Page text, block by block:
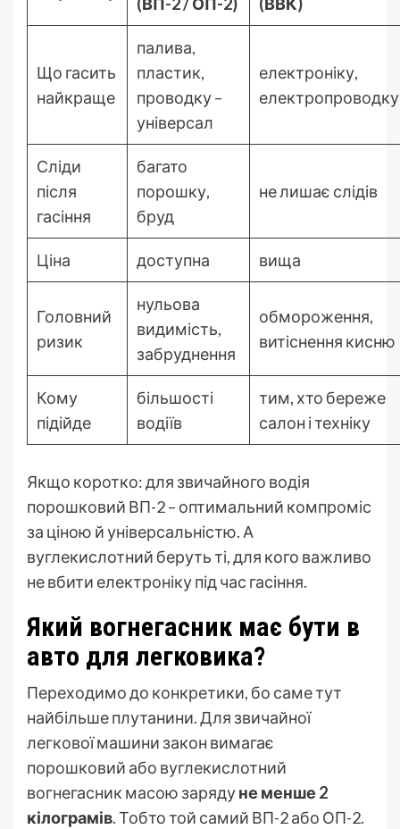
Що гасить
найкраще
палива,
пластик,
проводку –
універсал
електроніку,
електропроводку
Сліди
після
гасіння
багато
порошку,
бруд
не лишає слідів
Ціна доступна вища
Головний
ризик
нульова
видимість,
забруднення
обмороження,
витіснення кисню
Кому
підійде
більшості
водіїв
тим, хто береже
салон і техніку
Якщо коротко: для звичайного водія
порошковий ВП-2 – оптимальний компроміс
за ціною й універсальністю. А
вуглекислотний беруть ті, для кого важливо
не вбити електроніку під час гасіння.
Який вогнегасник має бути в
авто для легковика?
Переходимо до конкретики, бо саме тут
найбільше плутанини. Для звичайної
легкової машини закон вимагає
порошковий або вуглекислотний
вогнегасник масою зарядуне менше 2
кілограмів. Тобто той самий ВП-2 або ОП-2.